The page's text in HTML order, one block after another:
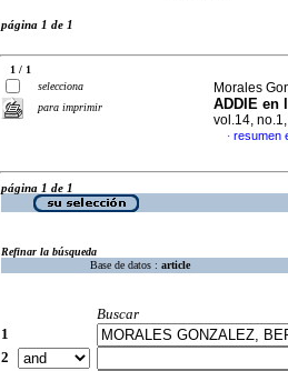
página 1 de 1
1 / 1
selecciona
para imprimir
Morales
ADDIE en
vol.14,
· resumen
página 1 de 1
Refinar la búsqueda
Base de datos : article
Buscar
1
2